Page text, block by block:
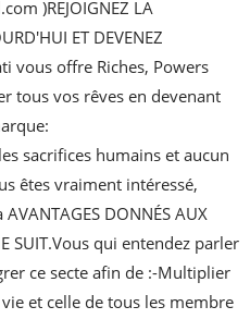
)REJOIGNEZ LA
ET DEVENEZ
vous offre Riches, Powers
tous vos rêves en devenant
sacrifices humains et aucun
êtes vraiment intéressé,
DONNÉS AUX
SUIT.Vous qui entendez parler
ce secte afin de :-Multiplier
et celle de tous les membre